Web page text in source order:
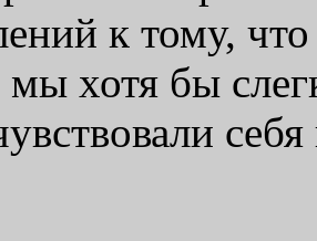
к тому,
хотя бы